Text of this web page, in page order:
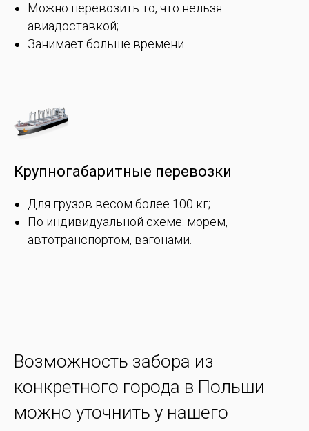
Можно перевозить то, что нельзя
авиадоставкой;
Занимает больше времени
Крупногабаритные перевозки
Для грузов весом более 100 кг;
По индивидуальной схеме: морем,
автотранспортом, вагонами.
Возможность забора из
конкретного города в Польши
можно уточнить у нашего